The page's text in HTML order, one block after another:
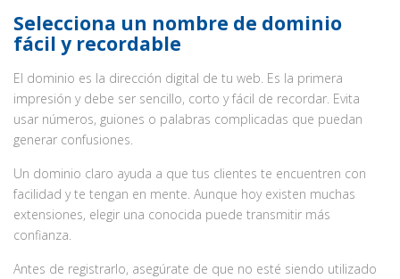
Selecciona un nombre de dominio
fácil y recordable
El dominio es la dirección digital de tu web. Es la primera
impresión y debe ser sencillo, corto y fácil de recordar. Evita
usar números, guiones o palabras complicadas que puedan
generar confusiones.
Un dominio claro ayuda a que tus clientes te encuentren con
facilidad y te tengan en mente. Aunque hoy existen muchas
extensiones, elegir una conocida puede transmitir más
confianza.
Antes de registrarlo, asegúrate de que no esté siendo utilizado